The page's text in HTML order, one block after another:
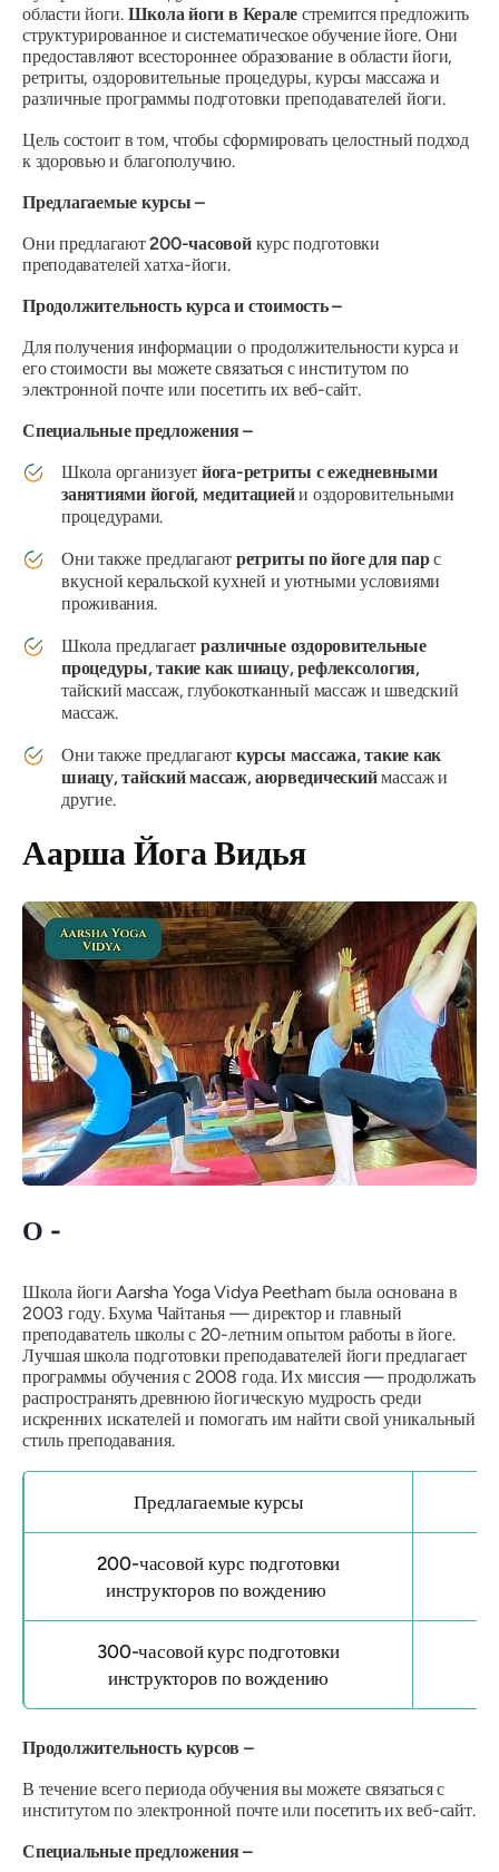
области йоги. Школа йоги в Керале стремится предложить
структурированное и систематическое обучение йоге. Они
предоставляют всестороннее образование в области йоги,
ретриты, оздоровительные процедуры, курсы массажа и
различные программы подготовки преподавателей йоги.
Цель состоит в том, чтобы сформировать целостный подход
к здоровью и благополучию.
Предлагаемые курсы –
Они предлагают200-часовойкурс подготовки
преподавателей хатха-йоги.
Продолжительность курса и стоимость –
Для получения информации о продолжительности курса и
его стоимости вы можете связаться с институтом по
электронной почте или посетить их веб-сайт.
Специальные предложения –
Школа организует йога-ретриты с ежедневными
занятиями йогой, медитациейи оздоровительными
процедурами.
Они также предлагают ретриты по йоге для парс
вкусной керальской кухней и уютными условиями
проживания.
Школа предлагает различные оздоровительные
процедуры, такие как шиацу, рефлексология,
тайский массаж, глубокотканный массаж и шведский
массаж.
Они также предлагают курсы массажа, такие как
шиацу, тайский массаж, аюрведическиймассаж и
другие.
Аарша Йога Видья
О -
Школа йоги Aarsha Yoga Vidya Peetham была основана в
2003 году. Бхума Чайтанья — директор и главный
преподаватель школы с 20-летним опытом работы в йоге.
Лучшая школа подготовки преподавателей йоги предлагает
программы обучения с 2008 года. Их миссия — продолжать
распространять древнюю йогическую мудрость среди
искренних искателей и помогать им найти свой уникальный
стиль преподавания.
Предлагаемые курсы
200-часовой курс подготовки
инструкторов по вождению
300-часовой курс подготовки
инструкторов по вождению
Продолжительность курсов –
В течение всего периода обучения вы можете связаться с
институтом по электронной почте или посетить их веб-сайт.
Специальные предложения –